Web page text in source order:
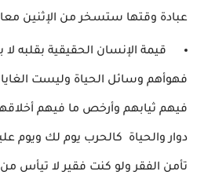
عبادة وقتها ستسخر من الإثنين
قيمة الإنسان الحقيقية بقلبه
فهوأهم وسائل الحياة وليست
فيهم ثيابهم وأرخص ما فيهم
دوار والحياة كالحرب يوم لك ويوم
تأمن الفقر ولو كنت فقير لا تيأس